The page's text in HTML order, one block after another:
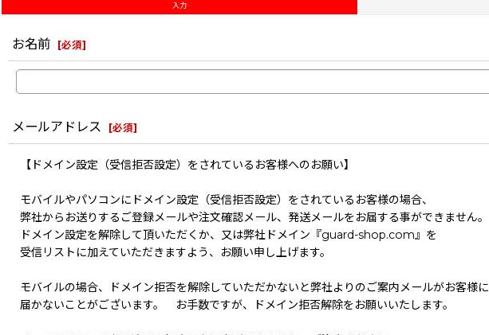
入力
お名前 [必須]
メールアドレス [必須]
【ドメイン設定（受信拒否設定）をされているお客様へのお願い】
モバイルやパソコンにドメイン設定（受信拒否設定）をされているお客様の場合、
弊社からお送りするご登録メールや注文確認メール、発送メールをお届する事ができません。
ドメイン設定を解除して頂いただくか、又は弊社ドメイン『guard-shop.com』を
受信リストに加えていただきますよう、お願い申し上げます。
モバイルの場合、ドメイン拒否を解除していただかないと弊社よりのご案内メールがお客様に
届かないことがございます。 お手数ですが、ドメイン拒否解除をお願いいたします。